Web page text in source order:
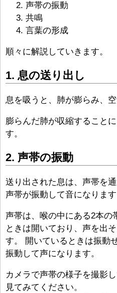
声帯の振動
共鳴
言葉の形成
順々に解説していきます。
1. 息の送り出し
息を吸うと、肺が膨らみ、空
膨らんだ肺が収縮すること
す。
2. 声帯の振動
送り出された息は、声帯を
声帯が振動して音になります
声帯は、喉の中にある2本の
ときは開いており、声を出
す。 開いているときは振動
振動して声になります。
カメラで声帯の様子を撮影
見てみてください。